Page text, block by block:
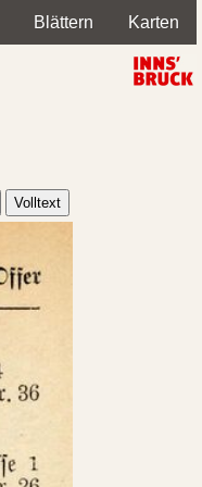
Blättern Karten
Volltext